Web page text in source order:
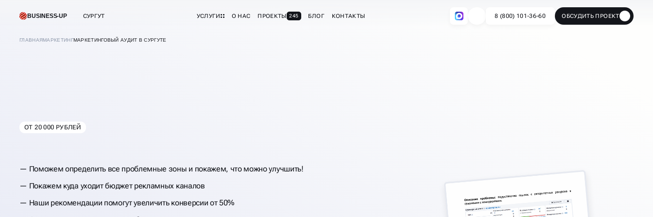
BUSINESS-UP СУРГУТ УСЛУГИ О НАС ПРОЕКТЫ 245 БЛОГ КОНТАКТЫ 8 (800) 101-36-60 ОБСУДИТЬ ПРОЕКТ
ГЛАВНАЯМАРКЕТИНГМАРКЕТИНГОВЫЙ АУДИТ В СУРГУТЕ
МАРКЕТИНГОВЫЙ АУДИТ
ОТ 20 000 РУБЛЕЙ
Поможем определить все проблемные зоны и покажем, что можно улучшить!
Покажем куда уходит бюджет рекламных каналов
Наши рекомендации помогут увеличить конверсии от 50%